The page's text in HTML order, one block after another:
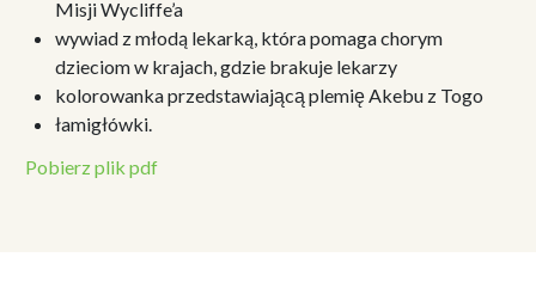
Misji Wycliffe’a
wywiad z młodą lekarką, która pomaga chorym
dzieciom w krajach, gdzie brakuje lekarzy
kolorowanka przedstawiającą plemię Akebu z Togo
łamigłówki.
Pobierz plik pdf